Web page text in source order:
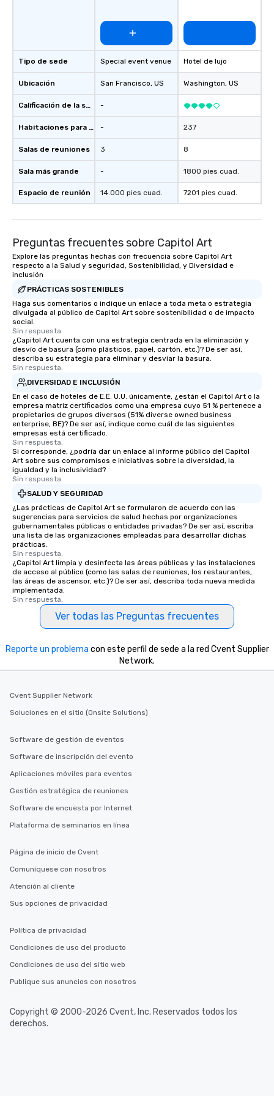
Tipo de sede
Ubicación
Calificación de la sede
Habitaciones para huéspedes
Salas de reuniones
Sala más grande
Espacio de reunión
Special event venue
San Francisco, US
-
-
3
-
14.000 pies cuad.
Hotel de lujo
Washington, US
237
8
1800 pies cuad.
7201 pies cuad.
Preguntas frecuentes sobre Capitol Art
Explore las preguntas hechas con frecuencia sobre Capitol Art
respecto a la Salud y seguridad, Sostenibilidad, y Diversidad e
inclusión
PRÁCTICAS SOSTENIBLES
Haga sus comentarios o indique un enlace a toda meta o estrategia
divulgada al público de Capitol Art sobre sostenibilidad o de impacto
social.
Sin respuesta.
¿Capitol Art cuenta con una estrategia centrada en la eliminación y
desvío de basura (como plásticos, papel, cartón, etc.)? De ser así,
describa su estrategia para eliminar y desviar la basura.
Sin respuesta.
DIVERSIDAD E INCLUSIÓN
En el caso de hoteles de E.E. U.U. únicamente, ¿están el Capitol Art o la
empresa matriz certificados como una empresa cuyo 51 % pertenece a
propietarios de grupos diversos (51% diverse owned business
enterprise, BE)? De ser así, indique como cuál de las siguientes
empresas está certificado.
Sin respuesta.
Si corresponde, ¿podría dar un enlace al informe público del Capitol
Art sobre sus compromisos e iniciativas sobre la diversidad, la
igualdad y la inclusividad?
Sin respuesta.
SALUD Y SEGURIDAD
¿Las prácticas de Capitol Art se formularon de acuerdo con las
sugerencias para servicios de salud hechas por organizaciones
gubernamentales públicas o entidades privadas? De ser así, escriba
una lista de las organizaciones empleadas para desarrollar dichas
prácticas.
Sin respuesta.
¿Capitol Art limpia y desinfecta las áreas públicas y las instalaciones
de acceso al público (como las salas de reuniones, los restaurantes,
las áreas de ascensor, etc.)? De ser así, describa toda nueva medida
implementada.
Sin respuesta.
Ver todas las Preguntas frecuentes
Reporte un problema con este perfil de sede a la red Cvent Supplier
Network.
Cvent Supplier Network
Soluciones en el sitio (Onsite Solutions)
Software de gestión de eventos
Software de inscripción del evento
Aplicaciones móviles para eventos
Gestión estratégica de reuniones
Software de encuesta por Internet
Plataforma de seminarios en línea
Página de inicio de Cvent
Comuníquese con nosotros
Atención al cliente
Sus opciones de privacidad
Política de privacidad
Condiciones de uso del producto
Condiciones de uso del sitio web
Publique sus anuncios con nosotros
Copyright © 2000-2026 Cvent, Inc. Reservados todos los
derechos.